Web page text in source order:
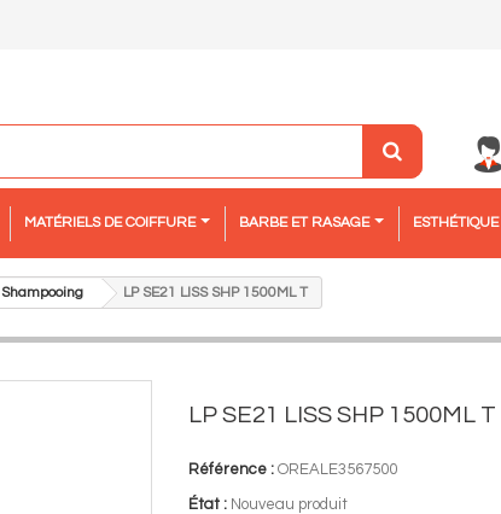
MATÉRIELS DE COIFFURE BARBE ET RASAGE ESTHÉTIQUE
Shampooing LP SE21 LISS SHP 1500ML T
LP SE21 LISS SHP 1500ML T
Référence : OREALE3567500
État : Nouveau produit